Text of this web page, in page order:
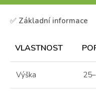
✅ Základní informace
VLASTNOST
Výška